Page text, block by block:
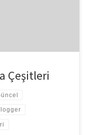
Çeşitleri